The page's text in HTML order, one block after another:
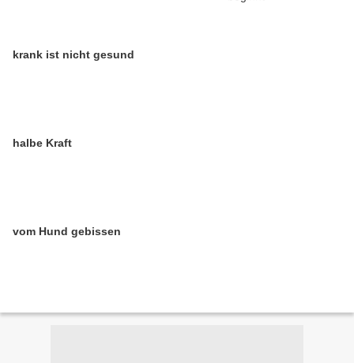
krank ist nicht gesund
halbe Kraft
vom Hund gebissen